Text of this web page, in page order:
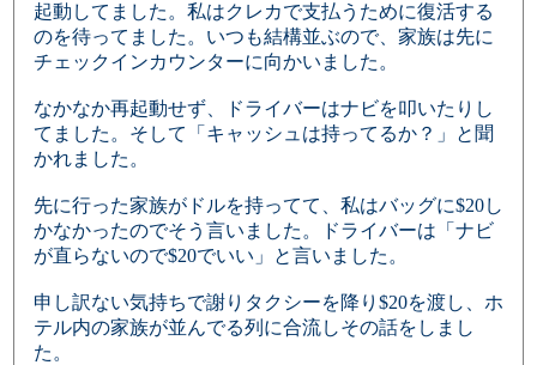
起動してました。私はクレカで支払うために復活する
のを待ってました。いつも結構並ぶので、家族は先に
チェックインカウンターに向かいました。
なかなか再起動せず、ドライバーはナビを叩いたりし
てました。そして「キャッシュは持ってるか？」と聞
かれました。
先に行った家族がドルを持ってて、私はバッグに$20し
かなかったのでそう言いました。ドライバーは「ナビ
が直らないので$20でいい」と言いました。
申し訳ない気持ちで謝りタクシーを降り$20を渡し、ホ
テル内の家族が並んでる列に合流しその話をしまし
た。